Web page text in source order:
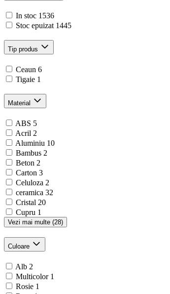
In stoc 1536
Stoc epuizat 1445
Tip produs
Ceaun 6
Tigaie 1
Material
ABS 5
Acril 2
Aluminiu 10
Bambus 2
Beton 2
Carton 3
Celuloza 2
ceramica 32
Cristal 20
Cupru 1
Vezi mai multe (28)
Culoare
Alb 2
Multicolor 1
Rosie 1